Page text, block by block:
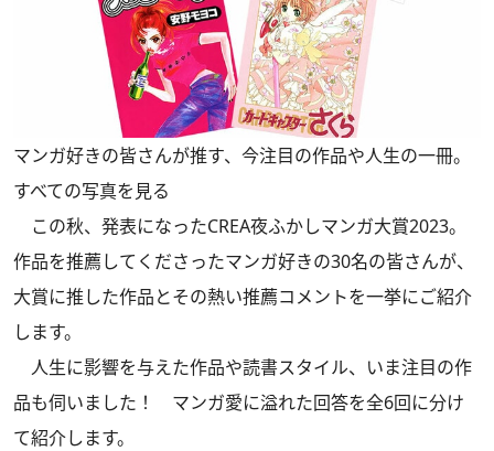
マンガ好きの皆さんが推す、今注目の作品や人生の一冊。
すべての写真を見る
この秋、発表になったCREA夜ふかしマンガ大賞2023。
作品を推薦してくださったマンガ好きの30名の皆さんが、
大賞に推した作品とその熱い推薦コメントを一挙にご紹介
します。
人生に影響を与えた作品や読書スタイル、いま注目の作
品も伺いました！ マンガ愛に溢れた回答を全6回に分け
て紹介します。